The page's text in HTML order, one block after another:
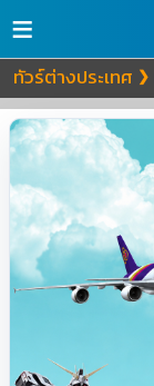
≡
ทัวร์ต่างประเทศ ❯